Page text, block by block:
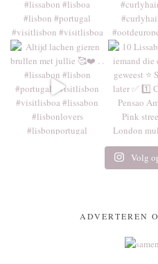
Volg
ADVERTEREN